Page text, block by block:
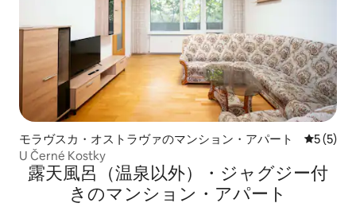
モラヴスカ・オストラヴァのマンション・アパート レビュー
5 (5)
U Černé Kostky
露天風呂（温泉以外）・ジャグジー付
きのマンション・アパート